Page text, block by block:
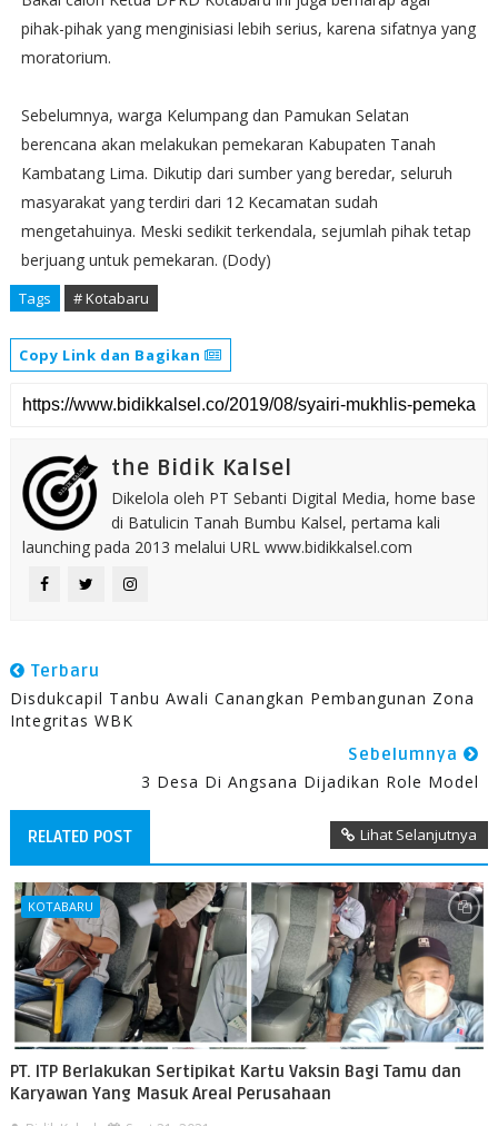
pihak-pihak yang menginisiasi lebih serius, karena sifatnya yang
moratorium.
Sebelumnya, warga Kelumpang dan Pamukan Selatan
berencana akan melakukan pemekaran Kabupaten Tanah
Kambatang Lima. Dikutip dari sumber yang beredar, seluruh
masyarakat yang terdiri dari 12 Kecamatan sudah
mengetahuinya. Meski sedikit terkendala, sejumlah pihak tetap
berjuang untuk pemekaran. (Dody)
Tags # Kotabaru
Copy Link dan Bagikan
the Bidik Kalsel
Dikelola oleh PT Sebanti Digital Media, home base
di Batulicin Tanah Bumbu Kalsel, pertama kali
launching pada 2013 melalui URL www.bidikkalsel.com
Terbaru
Disdukcapil Tanbu Awali Canangkan Pembangunan Zona
Integritas WBK
Sebelumnya
3 Desa Di Angsana Dijadikan Role Model
RELATED POST Lihat Selanjutnya
KOTABARU
PT. ITP Berlakukan Sertipikat Kartu Vaksin Bagi Tamu dan
Karyawan Yang Masuk Areal Perusahaan